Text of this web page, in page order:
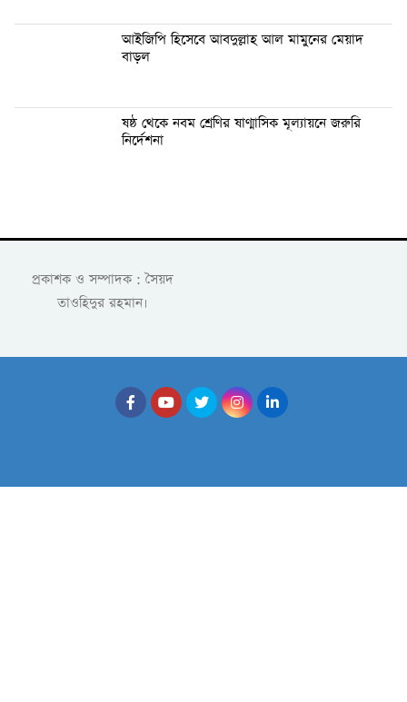
আইজিপি হিসেবে আবদুল্লাহ আল মামুনের মেয়াদ
বাড়ল
ষষ্ঠ থেকে নবম শ্রেণির ষাণ্মাসিক মূল্যায়নে জরুরি
নির্দেশনা
প্রকাশক ও সম্পাদক : সৈয়দ
তাওহিদুর রহমান।